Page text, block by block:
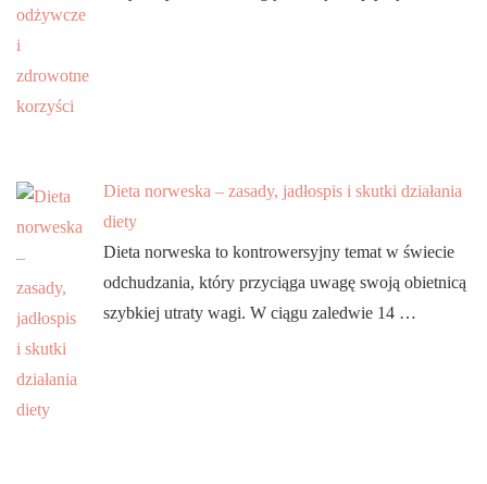
Dieta norweska – zasady, jadłospis i skutki działania
diety
Dieta norweska to kontrowersyjny temat w świecie
odchudzania, który przyciąga uwagę swoją obietnicą
szybkiej utraty wagi. W ciągu zaledwie 14 …